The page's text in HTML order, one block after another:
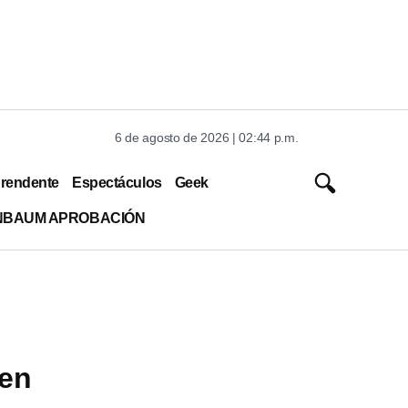
6 de agosto de 2026 | 02:44 p.m.
Espectáculos Geek
APROBACIÓN